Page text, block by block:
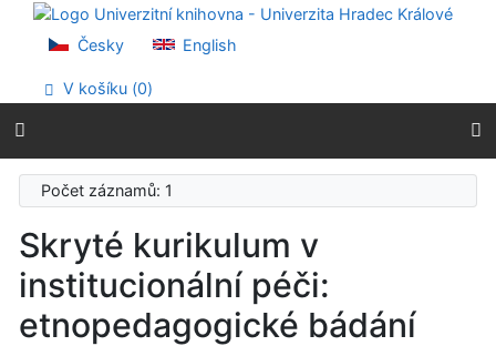
Přejít na obsah
Přejít na menu
Prohlášení o webové přístupnosti
Česky English
V košíku (0)
Počet záznamů: 1
Skryté kurikulum v
institucionální péči:
etnopedagogické bádání